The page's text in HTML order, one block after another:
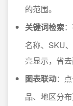
的范围。
关键词检索
名称、SKU
亮显示，省去
图表联动：
品、地区分